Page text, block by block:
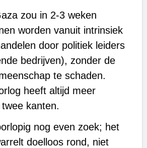
zou in 2-3 weken
worden vanuit intrinsiek
door politiek leiders
bedrijven), zonder de
te schaden.
heeft altijd meer
kanten.
nog even zoek; het
doelloos rond, niet